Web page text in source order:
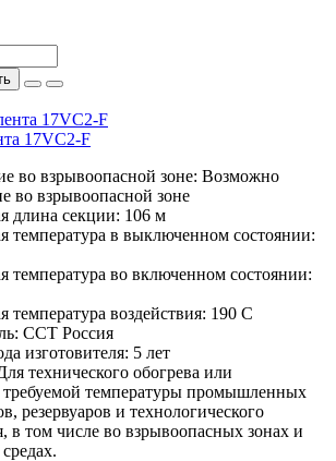
17VС2-F
во взрывоопасной зоне: Возможно
во взрывоопасной зоне
длина секции: 106 м
температура в выключенном состоянии:
температура во включенном состоянии:
температура воздействия: 190 С
ССТ Россия
изготовителя: 5 лет
технического обогрева или
температуры промышленных
резервуаров и технологического
в том числе во взрывоопасных зонах и